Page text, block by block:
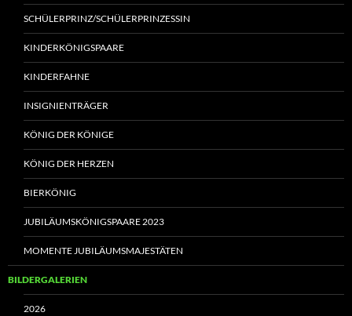
SCHÜLERPRINZ/SCHÜLERPRINZESSIN
KINDERKÖNIGSPAARE
KINDERFAHNE
INSIGNIENTRÄGER
KÖNIG DER KÖNIGE
KÖNIG DER HERZEN
BIERKÖNIG
JUBILÄUMSKÖNIGSPAARE 2023
MOMENTE JUBILÄUMSMAJESTÄTEN
BILDERGALERIEN
2026